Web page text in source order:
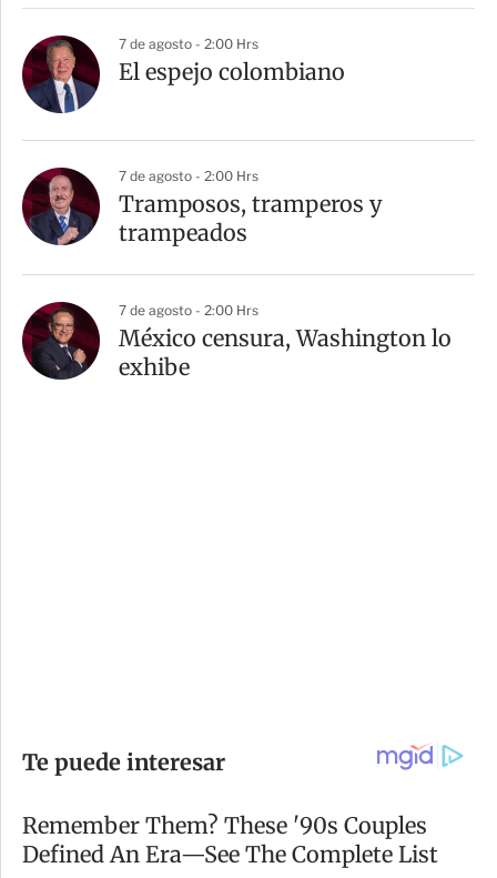
7 de agosto - 2:00 Hrs
El espejo colombiano
7 de agosto - 2:00 Hrs
Tramposos, tramperos y
trampeados
7 de agosto - 2:00 Hrs
México censura, Washington lo
exhibe